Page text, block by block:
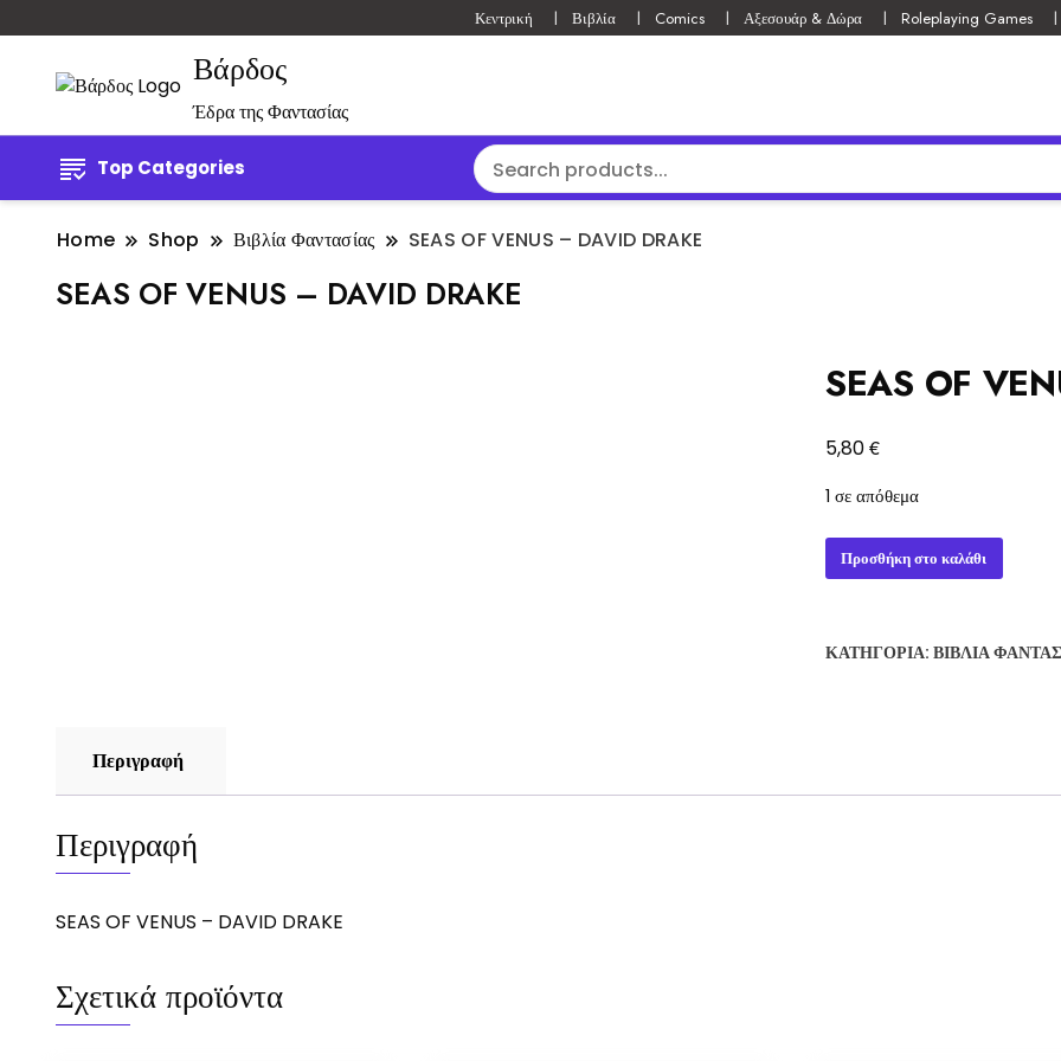
Κεντρική Βιβλία Comics Αξεσουάρ & Δώρα Roleplaying Games
Βάρδος
Έδρα της Φαντασίας
Top Categories
Home Shop Βιβλία Φαντασίας SEAS OF VENUS – DAVID DRAKE
SEAS OF VENUS – DAVID DRAKE
SEAS OF
5,80€
1 σε απόθεμα
SEAS
OF
DAVID
Προσθήκη στο καλάθι
ΚΑΤΗΓΟΡΊΑ: ΒΙΒΛΊΑ
Περιγραφή
Περιγραφή
SEAS OF VENUS – DAVID DRAKE
Σχετικά προϊόντα